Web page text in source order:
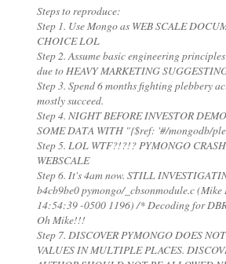
Steps to reproduce:
Step 1. Use Mongo as WEB SCALE
CHOICE LOL
Step 2. Assume basic engineering
due to HEAVY MARKETING
Step 3. Spend 6 months fighting plebbery
mostly succeed.
Step 4. NIGHT BEFORE INVESTOR
SOME DATA WITH "{$ref: '#/mongodb/
Step 5. LOL WTF?!?!? PYMONGO
WEBSCALE
Step 6. It's 4am now. STILL
b4cb9be0 pymongo/_cbsonmodule.c
14:54:39 -0500 1196) /* Decoding for
Oh Mike!!!
Step 7. DISCOVER PYMONGO DOES
VALUES IN MULTIPLE PLACES.